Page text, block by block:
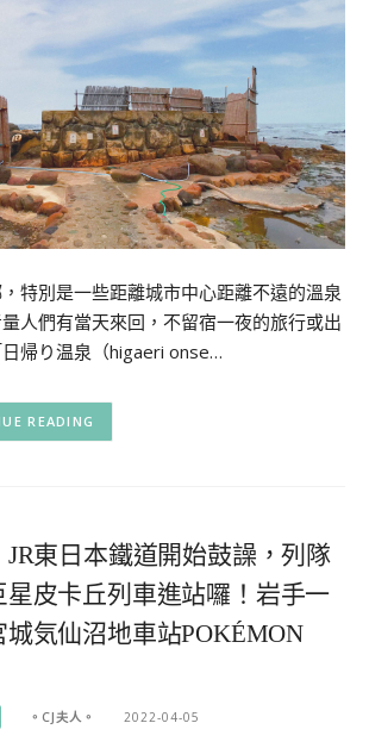
特別是一些距離城市中心距離不遠的溫泉
人們有當天來回，不留宿一夜的旅行或出
帰り温泉（higaeri onse…
READING
東日本鐵道開始鼓譟，列隊
皮卡丘列車進站囉！岩手一
城気仙沼地車站POKÉMON
。CJ夫人。 2022-04-05